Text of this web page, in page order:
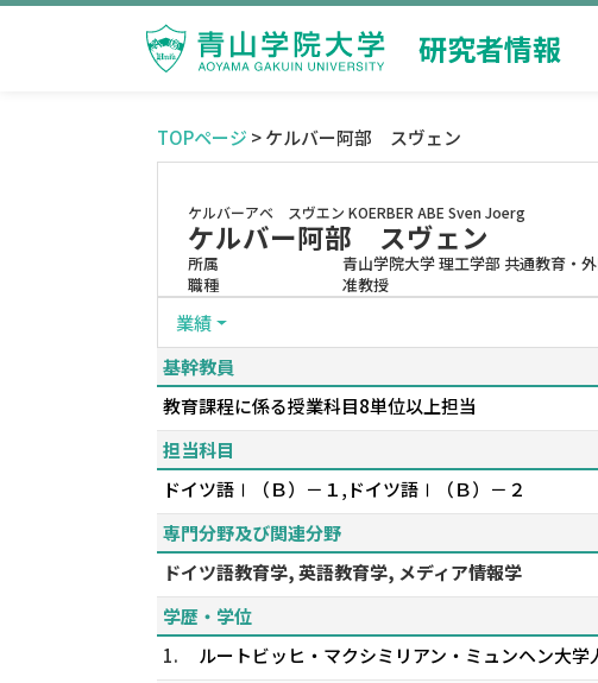
研究者情報
TOPページ > ケルバー阿部 スヴェン
ケルバーアベ スヴエン KOERBER ABE Sven Joerg
ケルバー阿部 スヴェン
所属
青山学院大学 理工学部 共通教育・
職種
准教授
業績
基幹教員
教育課程に係る授業科目8単位以上担当
担当科目
ドイツ語Ⅰ（Ｂ）－１,ドイツ語Ⅰ（Ｂ）－２
専門分野及び関連分野
ドイツ語教育学, 英語教育学, メディア情報学
学歴・学位
1.
ルートビッヒ・マクシミリアン・ミュンヘン大